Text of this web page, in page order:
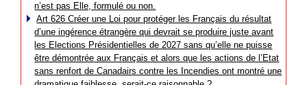
n’est pas Elle, formulé ou non.
Art 626 Créer une Loi pour protéger les Français du résultat
d’une ingérence étrangère qui devrait se produire juste avant
les Elections Présidentielles de 2027 sans qu’elle ne puisse
être démontrée aux Français et alors que les actions de l’Etat
sans renfort de Canadairs contre les Incendies ont montré une